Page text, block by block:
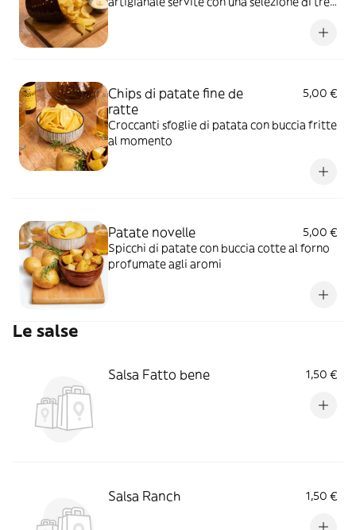
Chips di patate fine de
ratte
5,00 €
Croccanti sfoglie di patata con buccia fritte
al momento
Patate novelle
5,00 €
Spicchi di patate con buccia cotte al forno
profumate agli aromi
Le salse
Salsa Fatto bene 1,50 €
Salsa Ranch 1,50 €